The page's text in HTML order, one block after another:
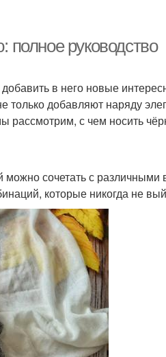
руководство
в него новые
только добавляют наряду
рассмотрим, с чем носить
сочетать с различными
которые никогда не